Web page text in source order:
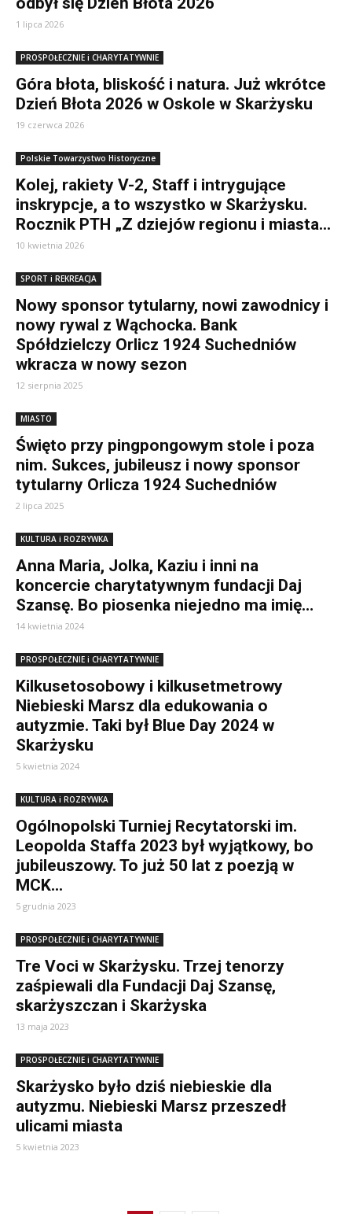
1 lipca 2026
PROSPOŁECZNIE i CHARYTATYWNIE
Góra błota, bliskość i natura. Już wkrótce
Dzień Błota 2026 w Oskole w Skarżysku
19 czerwca 2026
Polskie Towarzystwo Historyczne
Kolej, rakiety V-2, Staff i intrygujące
inskrypcje, a to wszystko w Skarżysku.
Rocznik PTH „Z dziejów regionu i miasta...
10 kwietnia 2026
SPORT i REKREACJA
Nowy sponsor tytularny, nowi zawodnicy i
nowy rywal z Wąchocka. Bank
Spółdzielczy Orlicz 1924 Suchedniów
wkracza w nowy sezon
12 sierpnia 2025
MIASTO
Święto przy pingpongowym stole i poza
nim. Sukces, jubileusz i nowy sponsor
tytularny Orlicza 1924 Suchedniów
2 lipca 2025
KULTURA i ROZRYWKA
Anna Maria, Jolka, Kaziu i inni na
koncercie charytatywnym fundacji Daj
Szansę. Bo piosenka niejedno ma imię…
14 kwietnia 2024
PROSPOŁECZNIE i CHARYTATYWNIE
Kilkusetosobowy i kilkusetmetrowy
Niebieski Marsz dla edukowania o
autyzmie. Taki był Blue Day 2024 w
Skarżysku
5 kwietnia 2024
KULTURA i ROZRYWKA
Ogólnopolski Turniej Recytatorski im.
Leopolda Staffa 2023 był wyjątkowy, bo
jubileuszowy. To już 50 lat z poezją w
MCK...
5 grudnia 2023
PROSPOŁECZNIE i CHARYTATYWNIE
Tre Voci w Skarżysku. Trzej tenorzy
zaśpiewali dla Fundacji Daj Szansę,
skarżyszczan i Skarżyska
13 maja 2023
PROSPOŁECZNIE i CHARYTATYWNIE
Skarżysko było dziś niebieskie dla
autyzmu. Niebieski Marsz przeszedł
ulicami miasta
5 kwietnia 2023